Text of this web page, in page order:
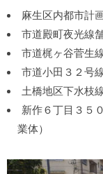
麻生区内都市計
市道殿町夜光線
市道梶ヶ谷菅生
市道小田３２号
土橋地区下水枝
新作６丁目３５
業体）